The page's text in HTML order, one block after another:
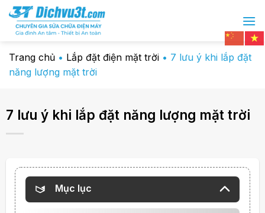
Chuyển
đến
dung
Trang chủ • Lắp đặt điện mặt trời • 7 lưu ý khi lắp đặt
năng lượng mặt trời
7 lưu ý khi lắp đặt năng lượng mặt trời
Mục lục